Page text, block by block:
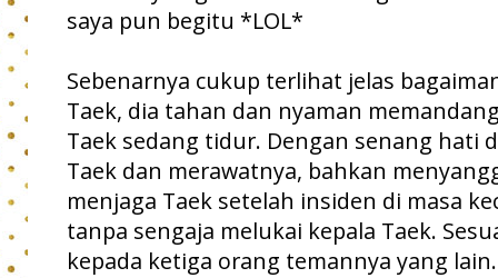
saya pun begitu *LOL*
Sebenarnya cukup terlihat jelas
Taek, dia tahan dan nyaman
Taek sedang tidur. Dengan senang hati
Taek dan merawatnya, bahkan
menjaga Taek setelah insiden di masa
tanpa sengaja melukai kepala Taek.
kepada ketiga orang temannya yang